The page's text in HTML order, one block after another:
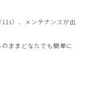
）、メンテナンスが出
ままどなたでも簡単に